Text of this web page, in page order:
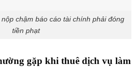
chậm báo cáo tài chính phải đóng
tiền phạt
gặp khi thuê dịch vụ làm